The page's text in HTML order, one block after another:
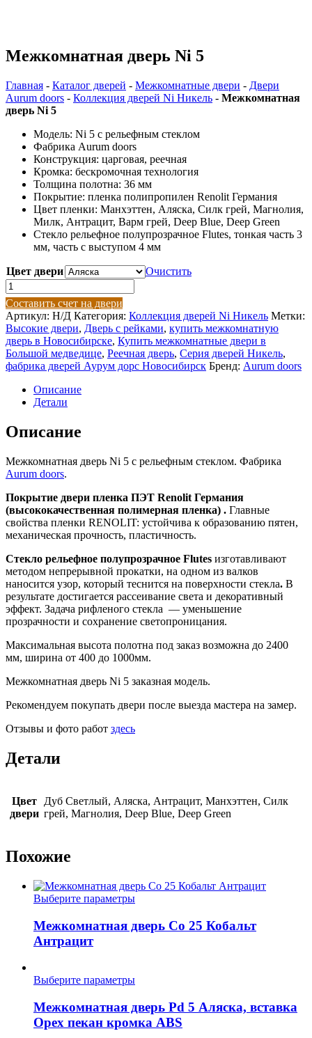
Межкомнатная дверь Ni 5
Главная - Каталог дверей - Межкомнатные двери - Двери
Aurum doors - Коллекция дверей Ni Никель - Межкомнатная
дверь Ni 5
Модель: Ni 5 с рельефным стеклом
Фабрика Aurum doors
Конструкция: царговая, реечная
Кромка: бескромочная технология
Толщина полотна: 36 мм
Покрытие: пленка полипропилен Renolit Германия
Цвет пленки: Манхэттен, Аляска, Силк грей, Магнолия,
Милк, Антрацит, Варм грей, Deep Blue, Deep Green
Стекло рельефное полупрозрачное Flutes, тонкая часть 3
мм, часть с выступом 4 мм
Цвет двери
Очистить
Количество
товара
Межкомнатная
дверь
Ni
5
Составить счет на двери
Артикул: Н/Д Категория: Коллекция дверей Ni Никель Метки:
Высокие двери, Дверь с рейками, купить межкомнатную
дверь в Новосибирске, Купить межкомнатные двери в
Большой медведице, Реечная дверь, Серия дверей Никель,
фабрика дверей Аурум дорс Новосибирск Бренд: Aurum doors
Описание
Детали
Описание
Межкомнатная дверь Ni 5 с рельефным стеклом. Фабрика
Aurum doors.
Покрытие двери пленка ПЭТ Renolit Германия
(высококачественная полимерная пленка) . Главные
свойства пленки RENOLIT: устойчива к образованию пятен,
механическая прочность, пластичность.
Стекло рельефное полупрозрачное Flutes изготавливают
методом непрерывной прокатки, на одном из валков
наносится узор, который теснится на поверхности стекла. В
результате достигается рассеивание света и декоративный
эффект. Задача рифленого стекла — уменьшение
прозрачности и сохранение светопроницания.
Максимальная высота полотна под заказ возможна до 2400
мм, ширина от 400 до 1000мм.
Межкомнатная дверь Ni 5 заказная модель.
Рекомендуем покупать двери после выезда мастера на замер.
Отзывы и фото работ здесь
Детали
Цвет
двери
Дуб Светлый, Аляска, Антрацит, Манхэттен, Силк
грей, Магнолия, Deep Blue, Deep Green
Похожие
Выберите параметрыЭтот
имеет
несколько
выбрать
странице
товара.
Межкомнатная дверь Co 25 Кобальт
Антрацит
Выберите параметрыЭтот
имеет
несколько
вариаций.
Межкомнатная дверь Pd 5 Аляска, вставка
Орех пекан кромка ABS